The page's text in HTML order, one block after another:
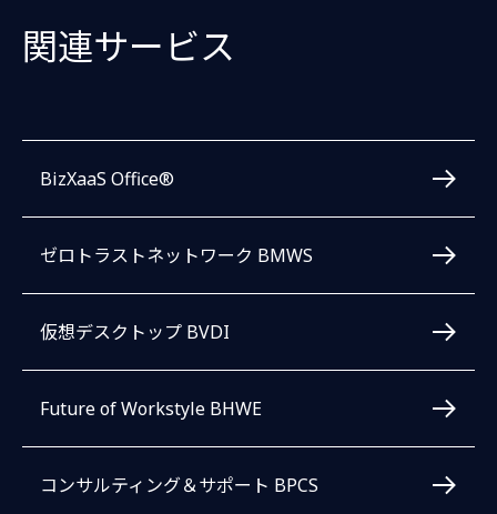
関連サービス
BizXaaS Office®
ゼロトラストネットワーク BMWS
仮想デスクトップ BVDI
Future of Workstyle BHWE
コンサルティング＆サポート BPCS